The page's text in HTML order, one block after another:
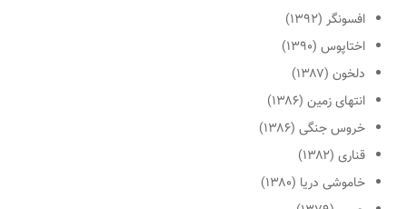
افسونگر (۱۳۹۲)
اختاپوس (۱۳۹۰)
دلخون (۱۳۸۷)
انتهای زمین (۱۳۸۶)
خروس جنگی (۱۳۸۶)
قناری (۱۳۸۲)
خاموشی دریا (۱۳۸۰)